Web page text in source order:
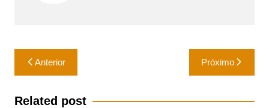
Navegação
de
Post
Anterior Próximo
Related post